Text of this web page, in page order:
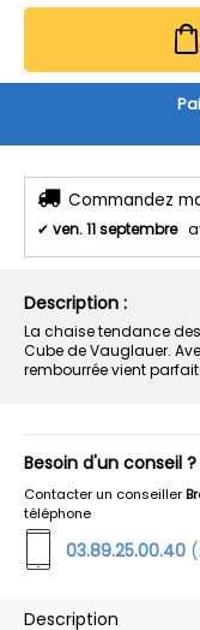
Commandez
✔ ven. 11 septembre
Description :
La chaise tendance
Cube de Vauglauer.
rembourrée vient
Besoin d'un conseil ?
Contacter un conseiller
téléphone
03.89.25.00.40
Description